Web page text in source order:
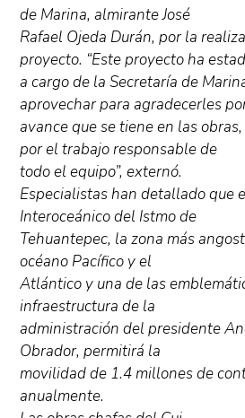
de Marina, almirante José
Rafael Ojeda Durán, por la
proyecto. “Este proyecto ha
a cargo de la Secretaría de
aprovechar para agradecerles
avance que se tiene en las
por el trabajo responsable de
todo el equipo”, externó.
Especialistas han detallado que
Interoceánico del Istmo de
Tehuantepec, la zona más
océano Pacífico y el
Atlántico y una de las
infraestructura de la
administración del presidente
Obrador, permitirá la
movilidad de 1.4 millones de
anualmente.